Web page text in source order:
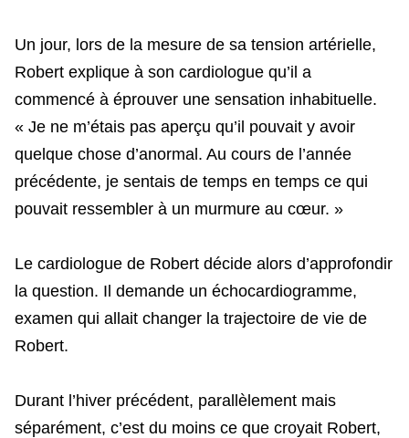
Un jour, lors de la mesure de sa tension artérielle,
Robert explique à son cardiologue qu’il a
commencé à éprouver une sensation inhabituelle.
« Je ne m’étais pas aperçu qu’il pouvait y avoir
quelque chose d’anormal. Au cours de l’année
précédente, je sentais de temps en temps ce qui
pouvait ressembler à un murmure au cœur. »
Le cardiologue de Robert décide alors d’approfondir
la question. Il demande un échocardiogramme,
examen qui allait changer la trajectoire de vie de
Robert.
Durant l’hiver précédent, parallèlement mais
séparément, c’est du moins ce que croyait Robert,